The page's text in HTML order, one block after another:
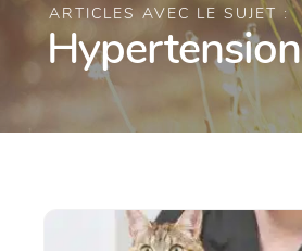
ARTICLES AVEC LE SUJET :
Hypertension